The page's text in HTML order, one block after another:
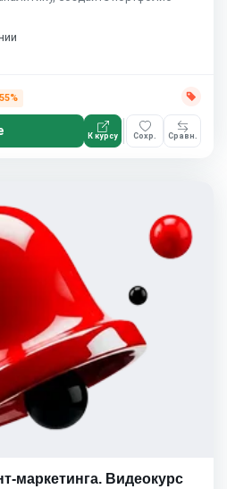
К курсу Сохр. Сравн.
маркетинга. Видеокурс